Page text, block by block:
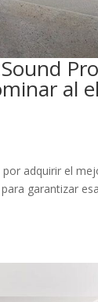
al
por adquirir el
garantizar